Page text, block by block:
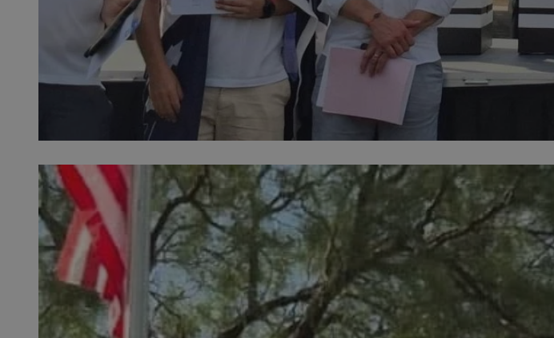
QeSessID
mojegliwice.pl 1 rok
MvSessID
mojegliwice.pl 1 rok
msToken
.tiktok.com 1 tydzień 3 dni
.youtube.com
tygodnie
CookieScriptConsent
CookieScript
mojegliwice.pl
4 tygodnie 2 dni
Nazwa
Provider
Nazwa Provider
Google Privacy Policy